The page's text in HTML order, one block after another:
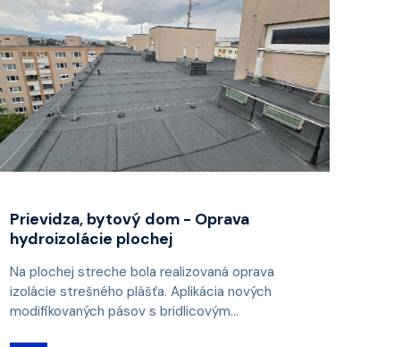
Prievidza, bytový dom - Oprava
hydroizolácie plochej
Na plochej streche bola realizovaná oprava
izolácie strešného plášťa. Aplikácia nových
modifikovaných pásov s bridlicovým...